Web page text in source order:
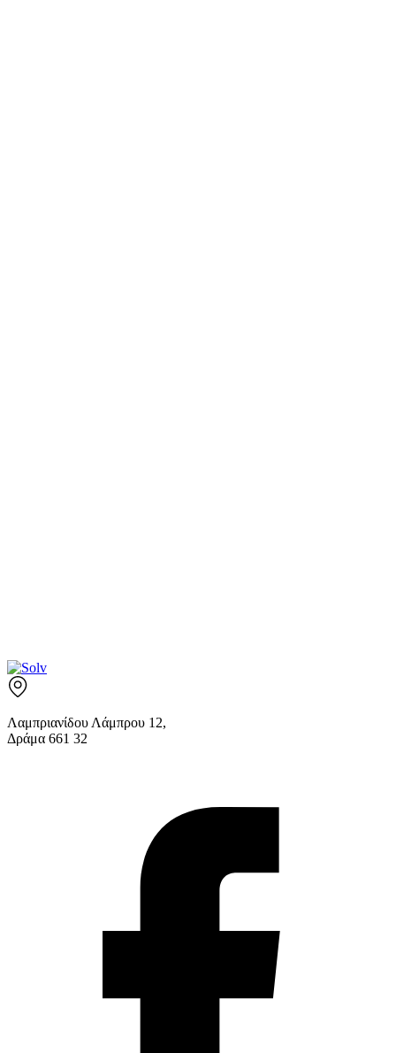
Λαμπριανίδου Λάμπρου 12,
Δράμα 661 32